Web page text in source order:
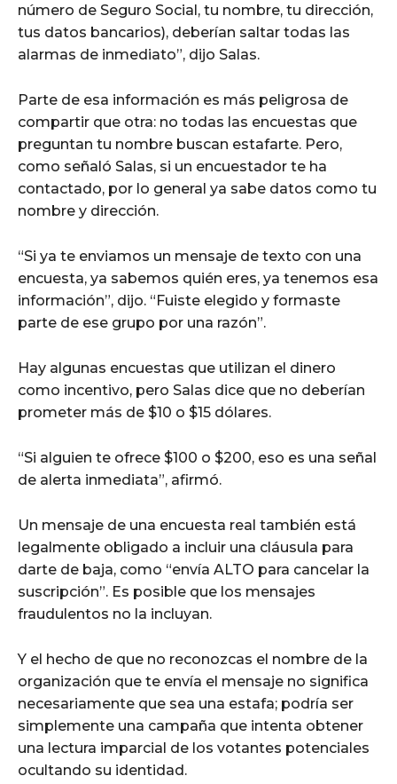
número de Seguro Social, tu nombre, tu dirección,
tus datos bancarios), deberían saltar todas las
alarmas de inmediato”, dijo Salas.
Parte de esa información es más peligrosa de
compartir que otra: no todas las encuestas que
preguntan tu nombre buscan estafarte. Pero,
como señaló Salas, si un encuestador te ha
contactado, por lo general ya sabe datos como tu
nombre y dirección.
“Si ya te enviamos un mensaje de texto con una
encuesta, ya sabemos quién eres, ya tenemos esa
información”, dijo. “Fuiste elegido y formaste
parte de ese grupo por una razón”.
Hay algunas encuestas que utilizan el dinero
como incentivo, pero Salas dice que no deberían
prometer más de $10 o $15 dólares.
“Si alguien te ofrece $100 o $200, eso es una señal
de alerta inmediata”, afirmó.
Un mensaje de una encuesta real también está
legalmente obligado a incluir una cláusula para
darte de baja, como “envía ALTO para cancelar la
suscripción”. Es posible que los mensajes
fraudulentos no la incluyan.
Y el hecho de que no reconozcas el nombre de la
organización que te envía el mensaje no significa
necesariamente que sea una estafa; podría ser
simplemente una campaña que intenta obtener
una lectura imparcial de los votantes potenciales
ocultando su identidad.